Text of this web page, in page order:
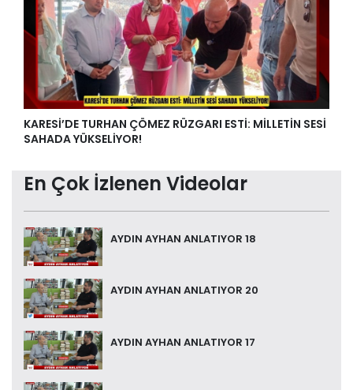
KARESİ’DE TURHAN ÇÖMEZ RÜZGARI ESTİ: MİLLETİN SESİ
SAHADA YÜKSELİYOR!
En Çok İzlenen Videolar
AYDIN AYHAN ANLATIYOR 18
AYDIN AYHAN ANLATIYOR 20
AYDIN AYHAN ANLATIYOR 17